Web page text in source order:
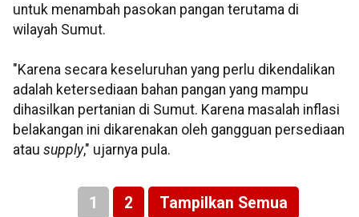
untuk menambah pasokan pangan terutama di
wilayah Sumut.
"Karena secara keseluruhan yang perlu dikendalikan
adalah ketersediaan bahan pangan yang mampu
dihasilkan pertanian di Sumut. Karena masalah inflasi
belakangan ini dikarenakan oleh gangguan persediaan
atau supply," ujarnya pula.
1 2 Tampilkan Semua